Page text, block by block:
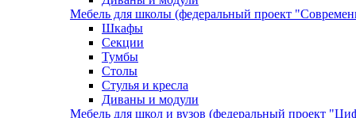
Мебель для школы (федеральный проект
Шкафы
Секции
Тумбы
Столы
Стулья и кресла
Диваны и модули
Мебель для школ и вузов (федеральный проект